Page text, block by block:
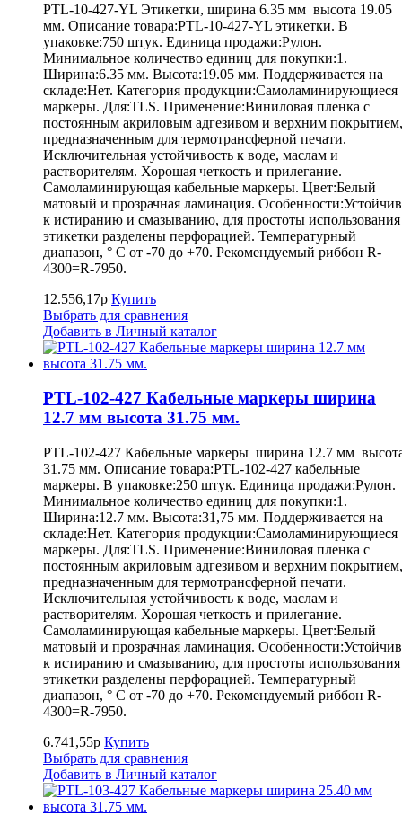
PTL-10-427-YL Этикетки, ширина 6.35 мм высота 19.05
мм. Описание товара:PTL-10-427-YL этикетки. В
упаковке:750 штук. Единица продажи:Рулон.
Минимальное количество единиц для покупки:1.
Ширина:6.35 мм. Высота:19.05 мм. Поддерживается на
складе:Нет. Категория продукции:Самоламинирующиеся
маркеры. Для:TLS. Применение:Виниловая пленка с
постоянным акриловым адгезивом и верхним покрытием,
предназначенным для термотрансферной печати.
Исключительная устойчивость к воде, маслам и
растворителям. Хорошая четкость и прилегание.
Самоламинирующая кабельные маркеры. Цвет:Белый
матовый и прозрачная ламинация. Особенности:Устойчив
к истиранию и смазыванию, для простоты использования
этикетки разделены перфорацией. Температурный
диапазон, ° С от -70 до +70. Рекомендуемый риббон R-
4300=R-7950.
12.556,17р Купить
Выбрать для сравнения
Добавить в Личный каталог
PTL-102-427 Кабельные маркеры ширина
12.7 мм высота 31.75 мм.
PTL-102-427 Кабельные маркеры ширина 12.7 мм
31.75 мм. Описание товара:PTL-102-427 кабельные
маркеры. В упаковке:250 штук. Единица продажи:Рулон.
Минимальное количество единиц для покупки:1.
Ширина:12.7 мм. Высота:31,75 мм. Поддерживается на
складе:Нет. Категория продукции:Самоламинирующиеся
маркеры. Для:TLS. Применение:Виниловая пленка с
постоянным акриловым адгезивом и верхним покрытием,
предназначенным для термотрансферной печати.
Исключительная устойчивость к воде, маслам и
растворителям. Хорошая четкость и прилегание.
Самоламинирующая кабельные маркеры. Цвет:Белый
матовый и прозрачная ламинация. Особенности:Устойчив
к истиранию и смазыванию, для простоты использования
этикетки разделены перфорацией. Температурный
диапазон, ° С от -70 до +70. Рекомендуемый риббон R-
4300=R-7950.
6.741,55р Купить
Выбрать для сравнения
Добавить в Личный каталог